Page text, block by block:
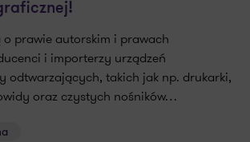
prawie autorskim i prawach
i importerzy urządzeń
odtwarzających, takich jak np. drukarki,
oraz czystych nośników…